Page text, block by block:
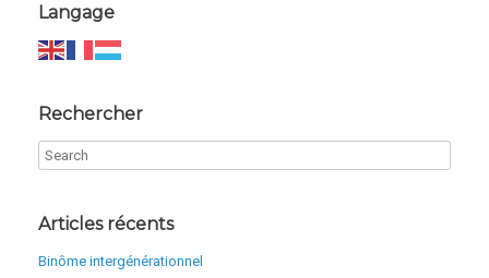
Langage
Rechercher
Articles récents
Binôme intergénérationnel